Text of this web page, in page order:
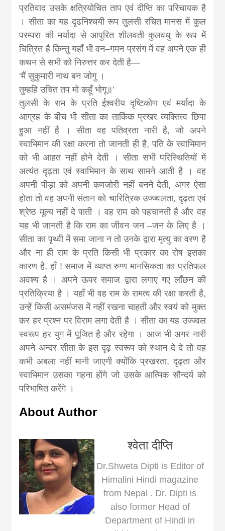
प्रतिवाद उसके क्षत्रियोचित ताप एवं दीप्ति का परिचायक है
। सीता का यह दृढनिश्चयी रूप तुलसी रचित मानस में कुल
परम्परा की मर्यादा से आपुरित शीलवती कुलवधु के रूप में
चित्रित है किन्तु यहाँ भी वन–गमन प्रसंग में वह अपने एक ही
कथन से सभी को निरुत्तर कर देती है—
‘मैं सुकुमारी नाथ बन जोगु ।
तुम्हहि उचित तप मो कहूँ भोगू॥’
तुलसी के राम के प्रति ईश्वरीय दृष्टिकोण एवं मर्यादा के
आग्रह के बीच भी सीता का तार्किक प्रखर व्यक्तित्व छिपा
हुआ नहीं है । सीता वह पतिव्रता नारी है, जो अपने
स्वाभिमान की रक्षा करना तो जानती ही है, पति के स्वाभिमान
को भी आहत नहीं होने देती । सीता सभी परिस्थितियों में
अत्यंत दृढ़ता एवं स्वाभिमान के साथ सामने आती है । वह
अपनी पीड़ा को अपनी कमजोरी नहीं बनने देती, अगर ऐसा
होता तो वह अपनी संतान को चारित्रिक उज्ज्वलता, दृढ़ता एवं
श्रेष्ठ मूल्य नहीं दे पाती । वह राम को पहचानती है और वह
यह भी जानती है कि राम का जीवन जन –जन के लिए है ।
सीता का पृथ्वी में समा जाना न तो उनके द्वारा मृत्यु का वरण है
और ना ही राम के प्रति किसी भी प्रकार का रोष इसका
कारण है, हाँ ! समाज में व्याप्त रुग्ण मानसिकता का प्रतिफल
अवश्य है । अपने ऊपर समाज द्वारा लगाए गए लाँछन की
प्रतिक्रिया है । यहाँ भी वह राम के रामत्व की रक्षा करती है,
उन्हें किसी असमंजस में नहीं रखना चाहती और स्वयं को मुक्त
कर हर प्रश्न पर विराम लगा देती है । सीता का यह उज्ज्वल
स्वरूप हर युग में पूजित है और रहेगा । आज भी अगर नारी
अपने अन्दर सीता के इस दृढ़ स्वरूप को स्थान दे दे तो वह
कभी अबला नहीं मानी जाएगी क्योंकि प्रखरता, दृढ़ता और
स्वाभिमान उसका गहना होंगे जो उसके आत्मिक सौन्दर्य को
परिभाषित करेंगे ।
About Author
श्वेता दीप्ति
Dr.Shweta Dipti is Editor of
Himalini Hindi magazine
from Nepal . Dr. Dipti is
also former Head of
Department of Hindi in